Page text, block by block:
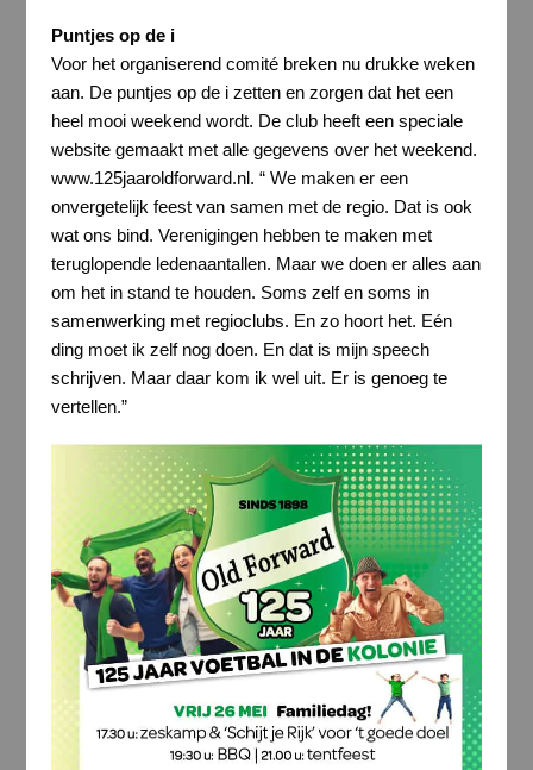
Puntjes op de i
Voor het organiserend comité breken nu drukke weken
aan. De puntjes op de i zetten en zorgen dat het een
heel mooi weekend wordt. De club heeft een speciale
website gemaakt met alle gegevens over het weekend.
www.125jaaroldforward.nl. “ We maken er een
onvergetelijk feest van samen met de regio. Dat is ook
wat ons bind. Verenigingen hebben te maken met
teruglopende ledenaantallen. Maar we doen er alles aan
om het in stand te houden. Soms zelf en soms in
samenwerking met regioclubs. En zo hoort het. Eén
ding moet ik zelf nog doen. En dat is mijn speech
schrijven. Maar daar kom ik wel uit. Er is genoeg te
vertellen.”